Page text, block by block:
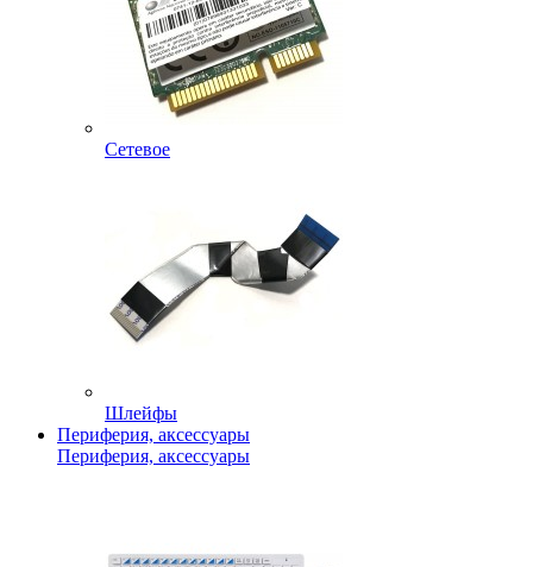
Сетевое
Шлейфы
Периферия, аксессуары
Периферия, аксессуары